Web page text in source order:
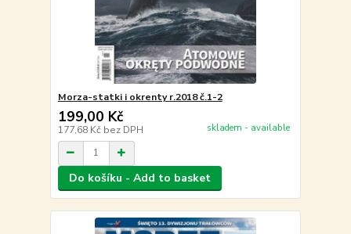
Morza-statki i okrenty r.2018 č.1-2
199,00 Kč
177,68 Kč bez DPH skladem - available
Do košíku - Add to basket